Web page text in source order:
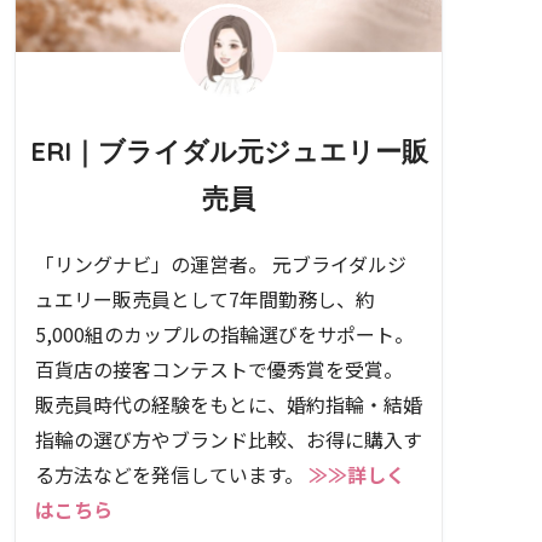
ERI｜ブライダル元ジュエリー販
売員
「リングナビ」の運営者。 元ブライダルジ
ュエリー販売員として7年間勤務し、約
5,000組のカップルの指輪選びをサポート。
百貨店の接客コンテストで優秀賞を受賞。
販売員時代の経験をもとに、婚約指輪・結婚
指輪の選び方やブランド比較、お得に購入す
る方法などを発信しています。 ≫≫詳しく
はこちら